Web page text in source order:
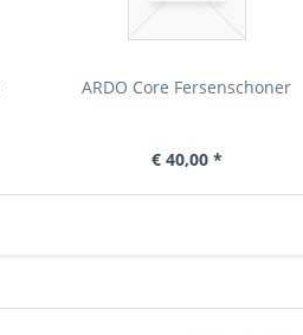
ARDO Core Fersenschoner
€ 40,00 *